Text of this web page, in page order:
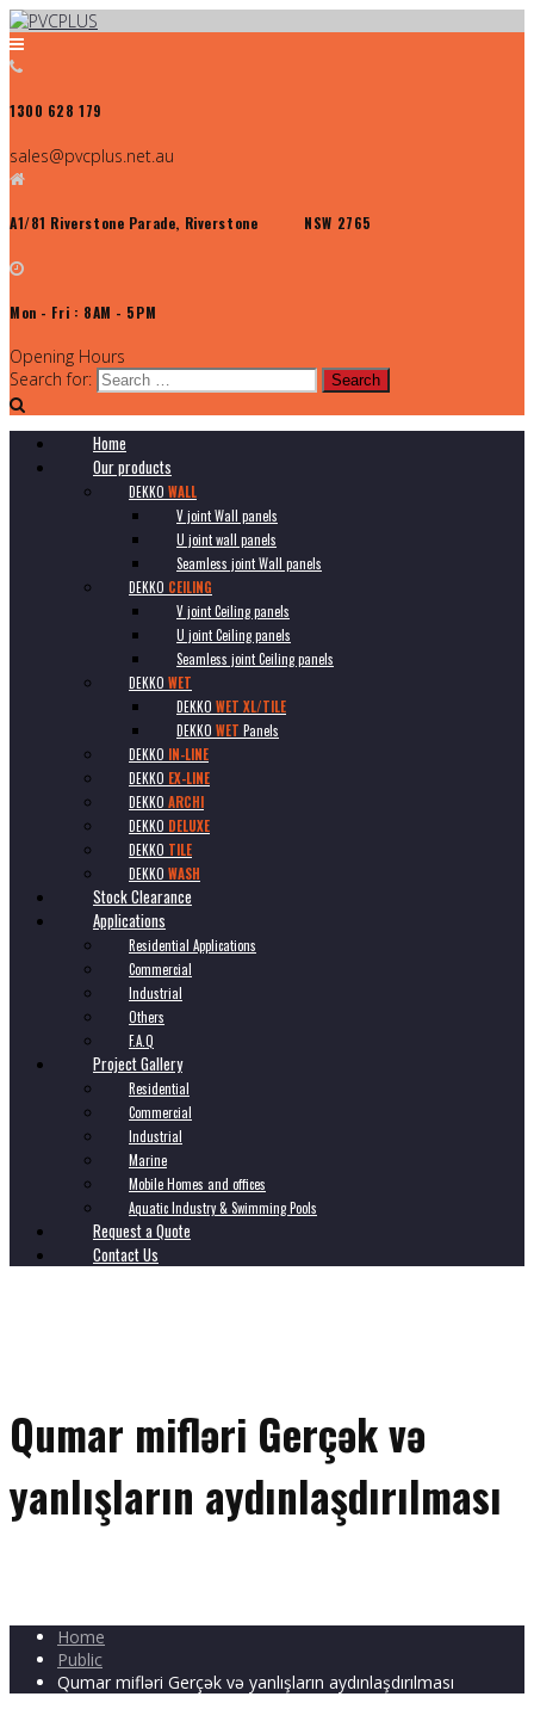
1300 628 179
sales@pvcplus.net.au
A1/81 Riverstone Parade, Riverstone NSW 2765
Mon - Fri : 8AM - 5PM
Opening Hours
Search for:
Home
Our products
DEKKO WALL
V joint Wall panels
U joint wall panels
Seamless joint Wall panels
DEKKO CEILING
V joint Ceiling panels
U joint Ceiling panels
Seamless joint Ceiling panels
DEKKO WET
DEKKO WET XL/TILE
DEKKO WET Panels
DEKKO IN-LINE
DEKKO EX-LINE
DEKKO ARCHI
DEKKO DELUXE
DEKKO TILE
DEKKO WASH
Stock Clearance
Applications
Residential Applications
Commercial
Industrial
Others
F.A.Q
Project Gallery
Residential
Commercial
Industrial
Marine
Mobile Homes and offices
Aquatic Industry & Swimming Pools
Request a Quote
Contact Us
Qumar mifləri Gerçək və
yanlışların aydınlaşdırılması
Home
Public
Qumar mifləri Gerçək və yanlışların aydınlaşdırılması